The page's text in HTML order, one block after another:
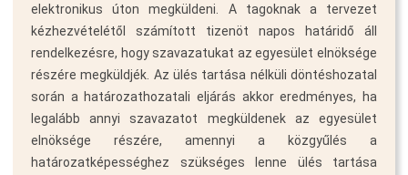
elektronikus úton megküldeni. A tagoknak a tervezet
kézhezvételétől számított tizenöt napos határidő áll
rendelkezésre, hogy szavazatukat az egyesület elnöksége
részére megküldjék. Az ülés tartása nélküli döntéshozatal
során a határozathozatali eljárás akkor eredményes, ha
legalább annyi szavazatot megküldenek az egyesület
elnöksége részére, amennyi a közgyűlés a
határozatképességhez szükséges lenne ülés tartása